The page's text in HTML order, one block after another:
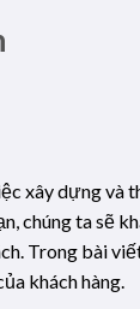
xây dựng
chúng ta
Trong bài
khách hàng.